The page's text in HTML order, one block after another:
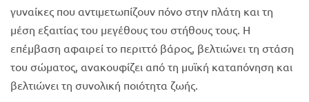
γυναίκες που αντιμετωπίζουν πόνο στην πλάτη και τη
μέση εξαιτίας του μεγέθους του στήθους τους. Η
επέμβαση αφαιρεί το περιττό βάρος, βελτιώνει τη στάση
του σώματος, ανακουφίζει από τη μυϊκή καταπόνηση και
βελτιώνει τη συνολική ποιότητα ζωής.